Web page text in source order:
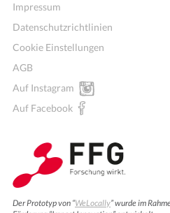
Impressum
Datenschutzrichtlinien
Cookie Einstellungen
AGB
Auf Instagram
Auf Facebook
Der Prototyp von “WeLocally” wurde im